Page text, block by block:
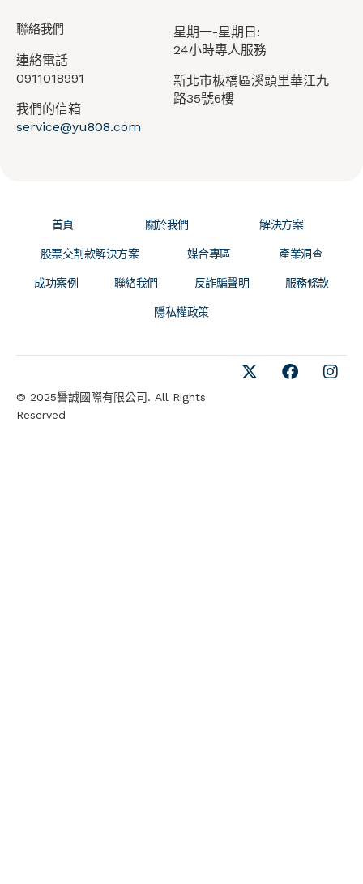
聯絡我們
連絡電話
0911018991
我們的信箱
service@yu808.com
星期一-星期日:
24小時專人服務
新北市板橋區溪頭里華江九
路35號6樓
首頁 關於我們 解決方案
股票交割款解決方案 媒合專區 產業洞查
成功案例 聯絡我們 反詐騙聲明 服務條款
隱私權政策
© 2025譽誠國際有限公司. All Rights
Reserved